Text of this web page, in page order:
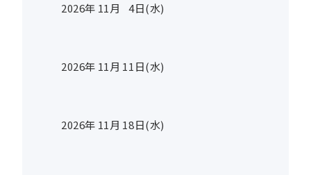
2026年 11月 4日(水)
2026年 11月 11日(水)
2026年 11月 18日(水)